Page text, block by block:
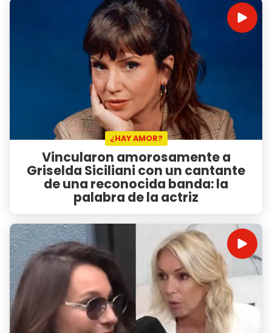
¿HAY AMOR?
Vincularon amorosamente a
Griselda Siciliani con un cantante
de una reconocida banda: la
palabra de la actriz